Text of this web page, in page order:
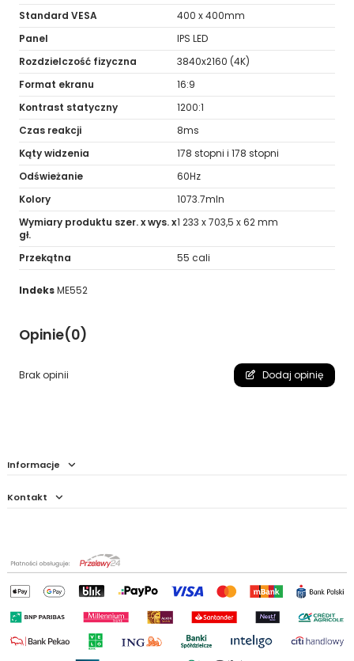
Standard VESA
400 x 400mm
Panel
IPS LED
Rozdzielczość fizyczna
3840x2160 (4K)
Format ekranu
16:9
Kontrast statyczny
1200:1
Czas reakcji
8ms
Kąty widzenia
178 stopni i 178 stopni
Odświeżanie
60Hz
Kolory
1073.7mln
Wymiary produktu szer. x wys. x
gł.
1 233 x 703,5 x 62 mm
Przekątna 55 cali
IndeksME552
Opinie(0)
Brak opinii Dodaj opinię
Informacje
Kontakt